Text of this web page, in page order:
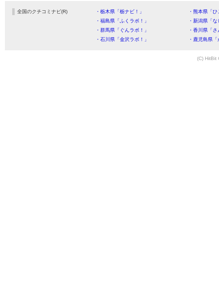
全国のクチコミナビ(R) ・栃木県「栃ナビ！」
・熊本県「
・福島県「ふくラボ！」
・新潟県「
・群馬県「ぐんラボ！」
・香川県「
・石川県「金沢ラボ！」
・鹿児島県
(C) HitBit